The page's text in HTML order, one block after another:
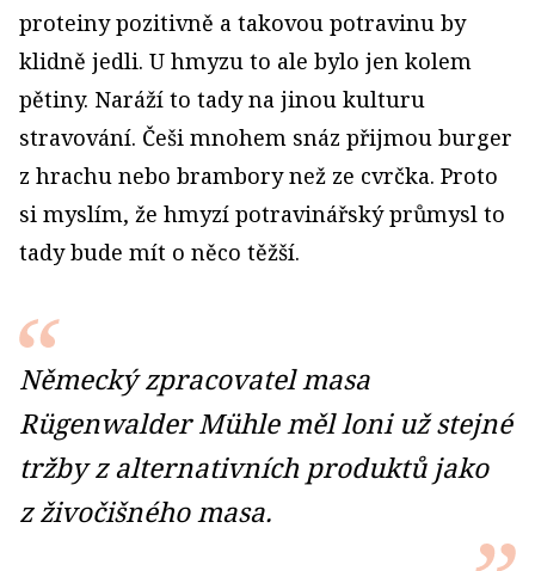
proteiny pozitivně a takovou potravinu by
klidně jedli. U hmyzu to ale bylo jen kolem
pětiny. Naráží to tady na jinou kulturu
stravování. Češi mnohem snáz přijmou burger
z hrachu nebo brambory než ze cvrčka. Proto
si myslím, že hmyzí potravinářský průmysl to
tady bude mít o něco těžší.
Německý zpracovatel masa
Rügenwalder Mühle měl loni už stejné
tržby z alternativních produktů jako
z živočišného masa.